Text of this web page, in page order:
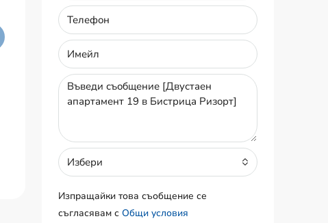
Избери
Изпращайки това съобщение се
съгласявам с Общи условия